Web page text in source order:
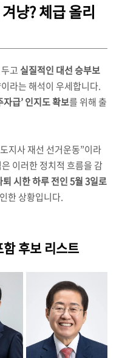
냥? 체급 올리
고 실질적인 대선 승부보
라는 해석이 우세합니다.
자급’ 인지도 확보를 위해 출
지사 재선 선거운동”이라
이러한 정치적 흐름을 감
시한 하루 전인 5월 3일로
한 상황입니다.
후보 리스트